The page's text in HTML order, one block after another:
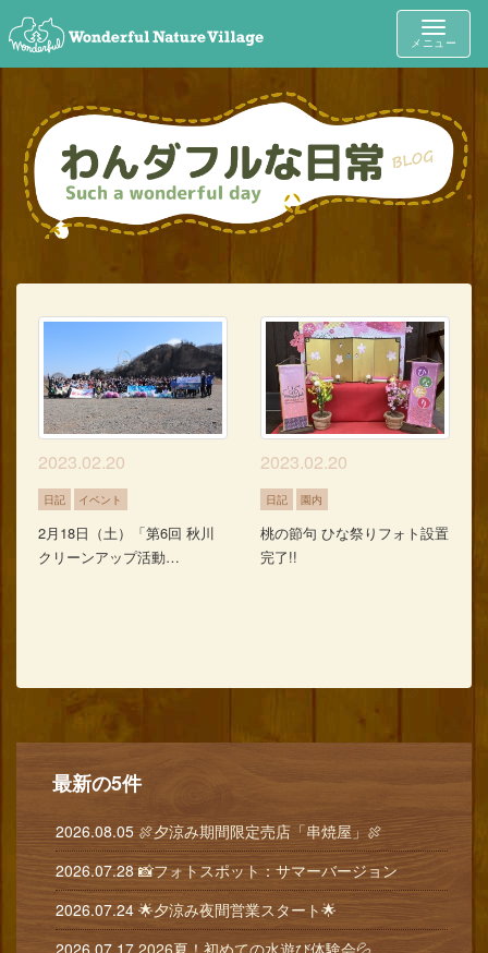
Toggle
メニュー
2023.02.20
日記 イベント
2月18日（土）「第6回 秋川
クリーンアップ活動…
2023.02.20
日記 園内
桃の節句 ひな祭りフォト設置
完了!!
最新の5件
2026.08.05 🍖夕涼み期間限定売店「串焼屋」🍖
2026.07.28 📸フォトスポット：サマーバージョン
2026.07.24 🌟夕涼み夜間営業スタート🌟